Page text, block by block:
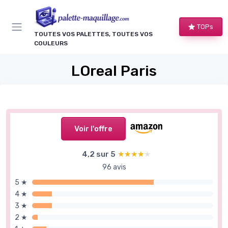
TOUTES VOS PALETTES, TOUTES VOS
COULEURS
TOPs
LOreal Paris
Voir l'offre
4,2 sur 5 ★★★★★
★★★★★
96 avis
5 ★
4 ★
3 ★
2 ★
Panneau de gestion des cookies